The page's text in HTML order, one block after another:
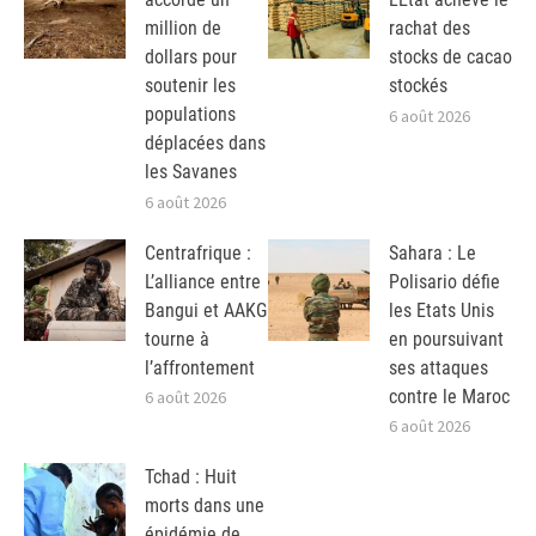
million de
dollars pour
soutenir les
populations
déplacées dans
les Savanes
6 août 2026
rachat des
stocks de cacao
stockés
6 août 2026
Centrafrique :
L’alliance entre
Bangui et AAKG
tourne à
l’affrontement
6 août 2026
Sahara : Le
Polisario défie
les Etats Unis
en poursuivant
ses attaques
contre le Maroc
6 août 2026
Tchad : Huit
morts dans une